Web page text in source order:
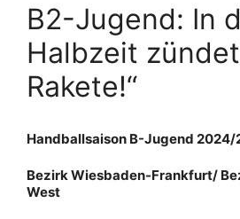
B2-Jugend: In
Halbzeit
Rakete!“
Handballsaison B-Jugend 2024/
Bezirk Wiesbaden-Frankfurt/
West